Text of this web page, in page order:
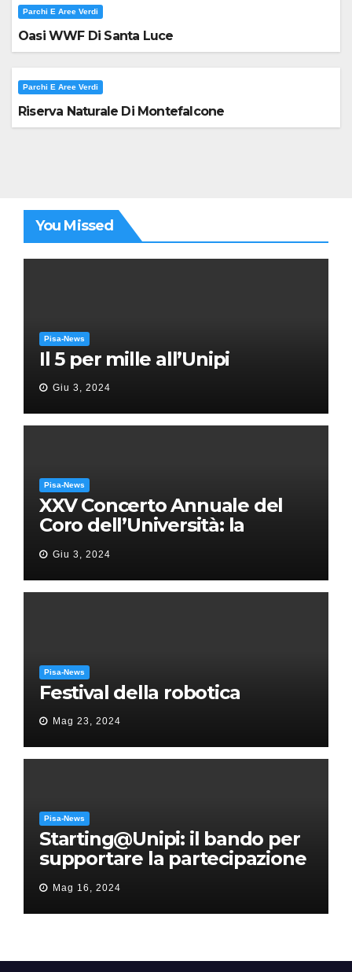
Parchi E Aree Verdi
Oasi WWF Di Santa Luce
Parchi E Aree Verdi
Riserva Naturale Di Montefalcone
You Missed
Pisa-News
Il 5 per mille all’Unipi
Giu 3, 2024
Pisa-News
XXV Concerto Annuale del
Coro dell’Università: la
“Messa in gloria” di Giacomo
Puccini
Giu 3, 2024
Pisa-News
Festival della robotica
Mag 23, 2024
Pisa-News
Starting@Unipi: il bando per
supportare la partecipazione
all’ERC Starting Grant
Mag 16, 2024